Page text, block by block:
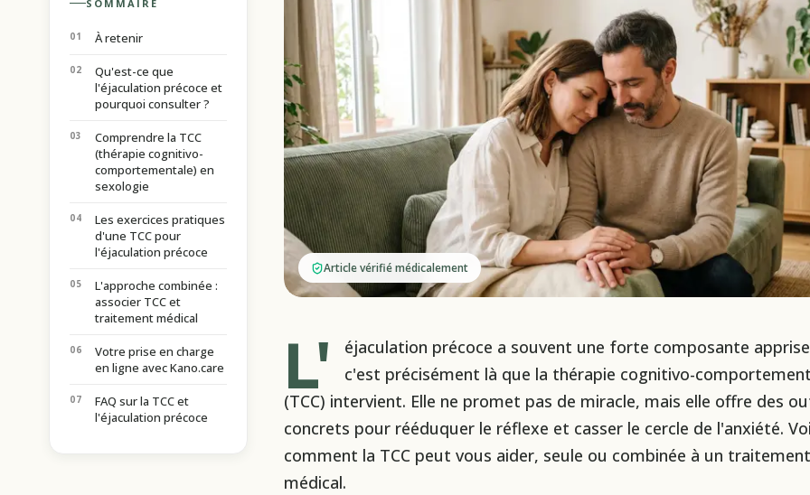
SOMMAIRE
À retenir
Qu'est-ce que
l'éjaculation précoce et
pourquoi consulter ?
Comprendre la TCC
(thérapie cognitivo-
comportementale) en
sexologie
Les exercices pratiques
d'une TCC pour
l'éjaculation précoce
L'approche combinée :
associer TCC et
traitement médical
Votre prise en charge
en ligne avec Kano.care
FAQ sur la TCC et
l'éjaculation précoce
Article vérifié médicalement
L'
éjaculation précoce a souvent une forte composante
c'est précisément là que la thérapie cognitivo-
(TCC) intervient. Elle ne promet pas de miracle, mais elle offre des
concrets pour rééduquer le réflexe et casser le cercle de l'anxiété.
comment la TCC peut vous aider, seule ou combinée à un traitement
médical.